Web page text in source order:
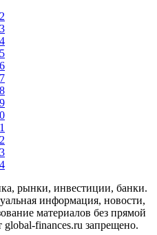
рынки, инвестиции, банки.
информация, новости,
материалов без прямой
finances.ru запрещено.